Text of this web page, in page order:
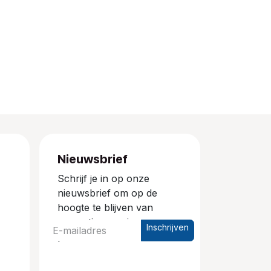
Nieuwsbrief
Schrijf je in op onze
nieuwsbrief om op de
hoogte te blijven van
promoties en nieuwe
producten.
Inschrijven